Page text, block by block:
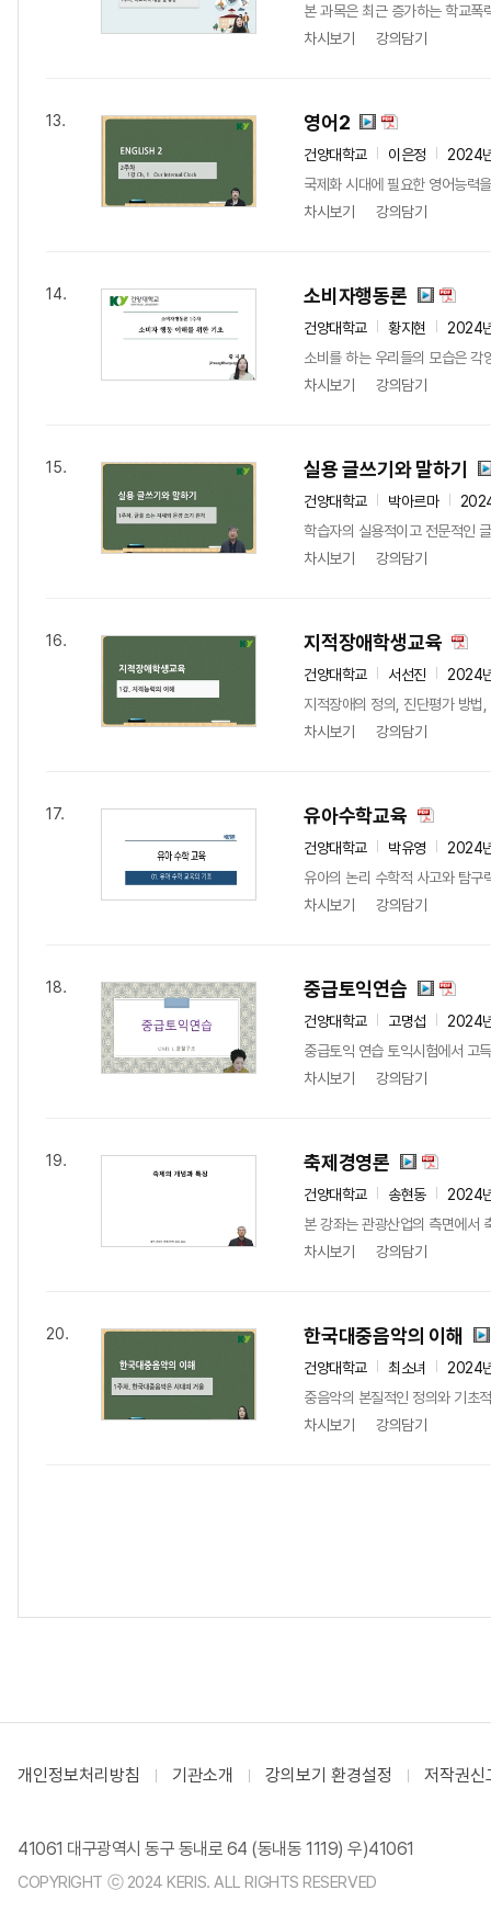
본 과목은 최근 증가하는 학교폭
차시보기
강의담기
13. 영어2
건양대학교 이은정
2024
국제화 시대에 필요한 영어능력
차시보기
강의담기
14. 소비자행동론
건양대학교 황지현
2024
소비를 하는 우리들의 모습은
차시보기
강의담기
15. 실용 글쓰기와 말하기
건양대학교 박아르마
학습자의 실용적이고 전문적인
차시보기
강의담기
16. 지적장애학생교육
건양대학교 서선진
2024
지적장애의 정의, 진단평가 방법
차시보기
강의담기
17. 유아수학교육
건양대학교 박유영
2024
유아의 논리 수학적 사고와 탐구
차시보기
강의담기
18. 중급토익연습
건양대학교 고명섭
2024
중급토익 연습 토익시험에서 고
차시보기
강의담기
19. 축제경영론
건양대학교 송현동
2024
본 강좌는 관광산업의 측면에서
차시보기
강의담기
20. 한국대중음악의 이해
건양대학교 최소녀
2024
중음악의 본질적인 정의와 기초
차시보기
강의담기
개인정보처리방침 기관소개 강의보기 환경설정 저작권신
41061 대구광역시 동구 동내로 64 (동내동 1119) 우)41061
COPYRIGHT ⓒ 2024 KERIS. ALL RIGHTS RESERVED